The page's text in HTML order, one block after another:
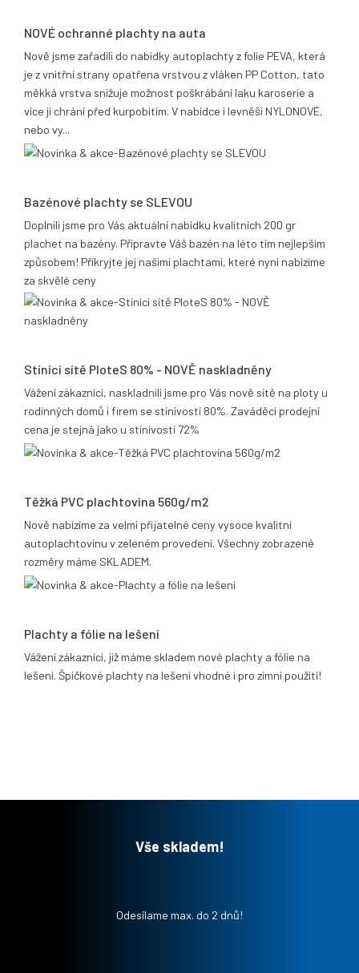
NOVÉ ochranné plachty na auta
Nově jsme zařadili do nabídky autoplachty z folie PEVA, která
je z vnitřní strany opatřena vrstvou z vláken PP Cotton, tato
měkká vrstva snižuje možnost poškrábání laku karoserie a
více ji chrání před kurpobitím. V nabídce i levněší NYLONOVÉ,
nebo vy...
Bazénové plachty se SLEVOU
Doplnili jsme pro Vás aktuální nabídku kvalitních 200 gr
plachet na bazény. Připravte Váš bazén na léto tím nejlepším
způsobem! Přikryjte jej našimi plachtami, které nyní nabízíme
za skvělé ceny
Stínící sítě PloteS 80% - NOVĚ naskladněny
Vážení zákazníci, naskladnili jsme pro Vás nově sítě na ploty u
rodinných domů i firem se stínivostí 80%. Zaváděcí prodejní
cena je stejná jako u stínivosti 72%
Těžká PVC plachtovina 560g/m2
Nově nabízíme za velmi přijatelné ceny vysoce kvalitní
autoplachtovinu v zeleném provedení. Všechny zobrazené
rozměry máme SKLADEM.
Plachty a fólie na lešení
Vážení zákazníci, již máme skladem nové plachty a fólie na
lešení. Špičkové plachty na lešení vhodné i pro zimní použití!
Vše skladem!
Odesílame max. do 2 dnů!